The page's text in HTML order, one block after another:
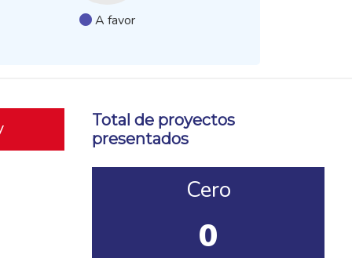
A favor
Total de proyectos
presentados
Cero
0